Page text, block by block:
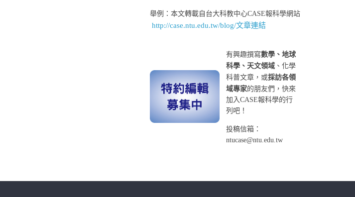
舉例：本文轉載自台大科教中心CASE報科學網站
http://case.ntu.edu.tw/blog/文章連結
有興趣撰寫數學、地球
科學、天文領域 、化學
科普文章，或採訪各領
域專家的朋友們，快來
加入CASE報科學的行
列吧！
投稿信箱：
ntucase@ntu.edu.tw